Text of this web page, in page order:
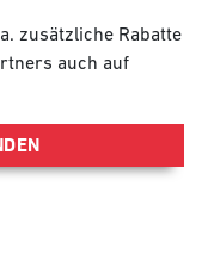
zusätzliche Rabatte
auch auf